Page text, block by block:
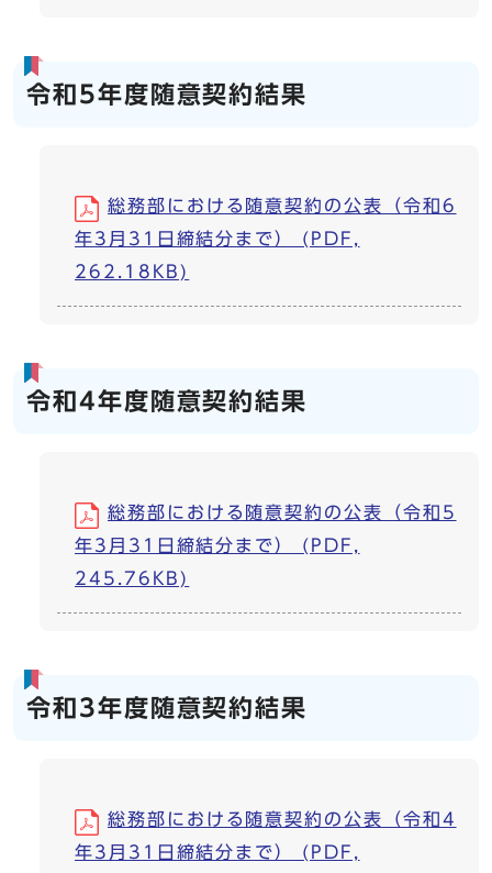
令和5年度随意契約結果
総務部における随意契約の公表（令和6
年3月31日締結分まで） (PDF,
262.18KB)
令和4年度随意契約結果
総務部における随意契約の公表（令和5
年3月31日締結分まで） (PDF,
245.76KB)
令和3年度随意契約結果
総務部における随意契約の公表（令和4
年3月31日締結分まで） (PDF,